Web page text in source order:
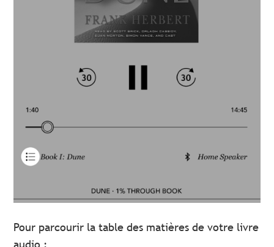
Pour parcourir la table des matières de votre livre